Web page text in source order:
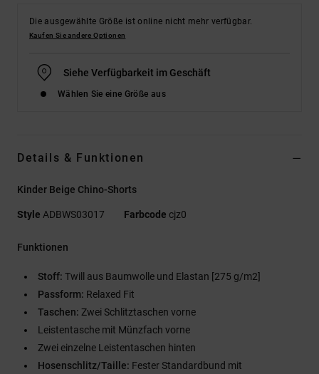
Die ausgewählte Größe ist online nicht mehr verfügbar.
Kaufen Sie andere Optionen
Siehe Verfügbarkeit im Geschäft
Wählen Sie eine Größe aus
Details & Funktionen
Kinder Beige Chino-Shorts
Style ADBWS03017 Farbcode cjz0
Funktionen
Stoff: Twill aus Baumwolle und Elastan [275 g/m2]
Passform: Relaxed Fit
Taschen: Zwei Schlitztaschen vorne
Leistentasche mit Münzfach vorne
Zwei einzelne Leistentaschen hinten
Hosenschlitz/Taille: Fester Standardbund mit